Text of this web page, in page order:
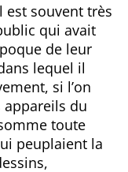
est souvent très
qui avait
de leur
lequel il
si l’on
appareils du
toute
peuplaient la